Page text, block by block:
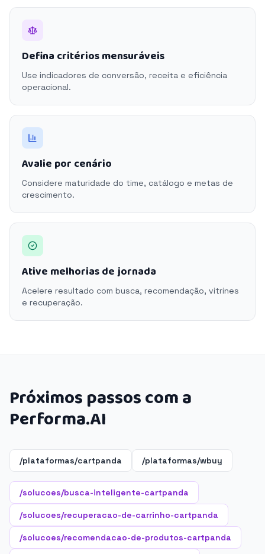
Defina critérios mensuráveis
Use indicadores de conversão, receita e eficiência
operacional.
Avalie por cenário
Considere maturidade do time, catálogo e metas de
crescimento.
Ative melhorias de jornada
Acelere resultado com busca, recomendação, vitrines
e recuperação.
Próximos passos com a
Performa.AI
/plataformas/cartpanda /plataformas/wbuy
/solucoes/busca-inteligente-cartpanda
/solucoes/recuperacao-de-carrinho-cartpanda
/solucoes/recomendacao-de-produtos-cartpanda